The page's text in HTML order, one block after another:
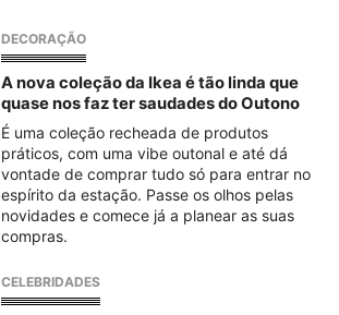
DECORAÇÃO
A nova coleção da Ikea é tão linda que
quase nos faz ter saudades do Outono
É uma coleção recheada de produtos
práticos, com uma vibe outonal e até dá
vontade de comprar tudo só para entrar no
espírito da estação. Passe os olhos pelas
novidades e comece já a planear as suas
compras.
CELEBRIDADES